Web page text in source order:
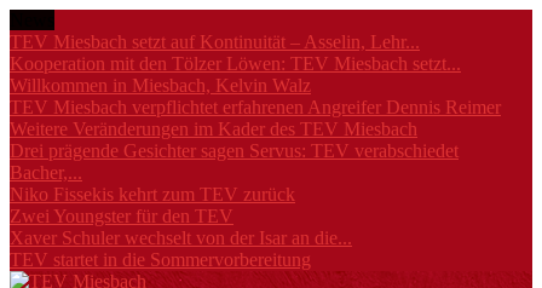
TEV Miesbach setzt auf Kontinuität – Asselin, Lehr...
Kooperation mit den Tölzer Löwen: TEV Miesbach setzt...
Willkommen in Miesbach, Kelvin Walz
TEV Miesbach verpflichtet erfahrenen Angreifer Dennis Reimer
Weitere Veränderungen im Kader des TEV Miesbach
Drei prägende Gesichter sagen Servus: TEV verabschiedet
Bacher,...
Niko Fissekis kehrt zum TEV zurück
Zwei Youngster für den TEV
Xaver Schuler wechselt von der Isar an die...
TEV startet in die Sommervorbereitung